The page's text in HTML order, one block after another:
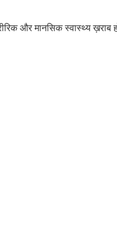
और मानसिक स्वास्थ्य ख़राब